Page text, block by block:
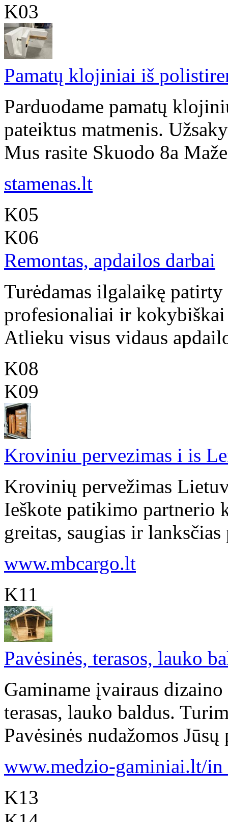
K03
Pamatų klojiniai iš
Parduodame pamatų
pateiktus matmenis.
Mus rasite Skuodo 8a
stamenas.lt
K05
K06
Remontas, apdailos darbai
Turėdamas ilgalaikę
profesionaliai ir
Atlieku visus vidaus
K08
K09
Kroviniu pervezimas i is
Krovinių pervežimas
Ieškote patikimo partnerio
greitas, saugias ir
www.mbcargo.lt
K11
Pavėsinės, terasos, lauko
Gaminame įvairaus
terasas, lauko baldus.
Pavėsinės nudažomos
www.medzio-gaminiai.lt/in
K13